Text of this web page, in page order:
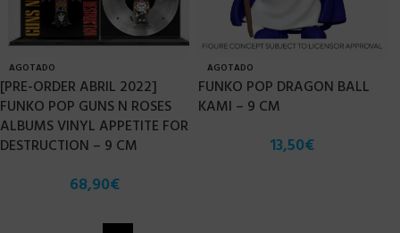
AGOTADO
[PRE-ORDER ABRIL 2022]
FUNKO POP GUNS N ROSES
ALBUMS VINYL APPETITE FOR
DESTRUCTION – 9 CM
68,90€
AGOTADO
FUNKO POP DRAGON BALL
KAMI – 9 CM
13,50€